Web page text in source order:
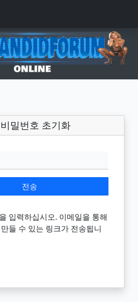
비밀번호 초기화
전송
입력하십시오. 이메일을 통해
들 수 있는 링크가 전송됩니